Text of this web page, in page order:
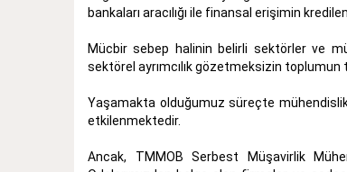
bankaları aracılığı ile finansal erişimin
Mücbir sebep halinin belirli sektörler ve
sektörel ayrımcılık gözetmeksizin
Yaşamakta olduğumuz süreçte
etkilenmektedir.
Ancak, TMMOB Serbest Müşavirlik